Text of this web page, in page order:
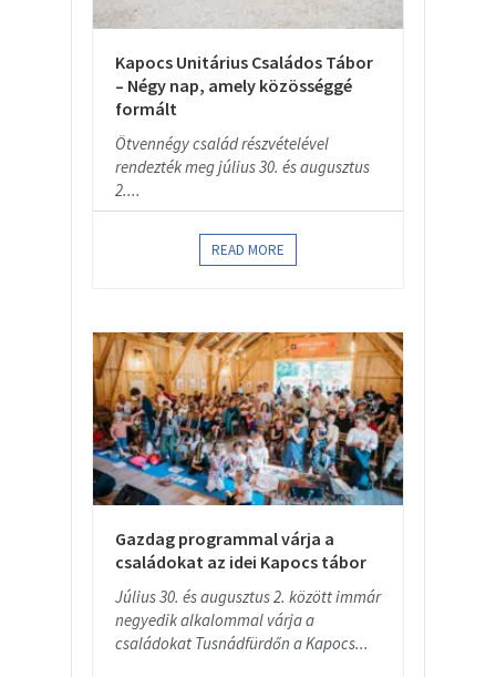
Kapocs Unitárius Családos Tábor
– Négy nap, amely közösséggé
formált
Ötvennégy család részvételével
rendezték meg július 30. és augusztus
2....
READ MORE
Gazdag programmal várja a
családokat az idei Kapocs tábor
Július 30. és augusztus 2. között immár
negyedik alkalommal várja a
családokat Tusnádfürdőn a Kapocs...